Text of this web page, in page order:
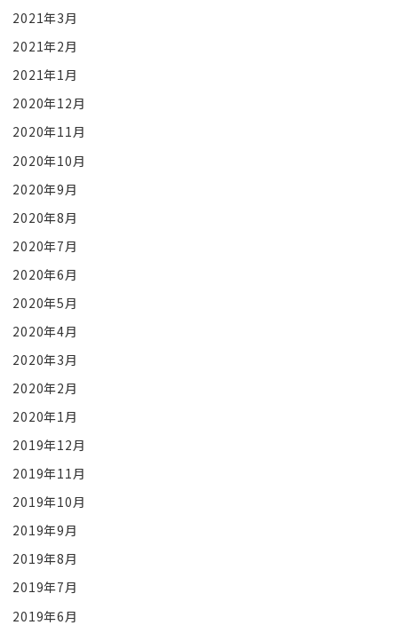
2021年3月
2021年2月
2021年1月
2020年12月
2020年11月
2020年10月
2020年9月
2020年8月
2020年7月
2020年6月
2020年5月
2020年4月
2020年3月
2020年2月
2020年1月
2019年12月
2019年11月
2019年10月
2019年9月
2019年8月
2019年7月
2019年6月